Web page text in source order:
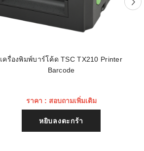
เครื่องพิมพ์บาร์โค้ด TSC TX210 Printer
Barcode
ราคา : สอบถามเพิ่มเติม
หยิบลงตะกร้า